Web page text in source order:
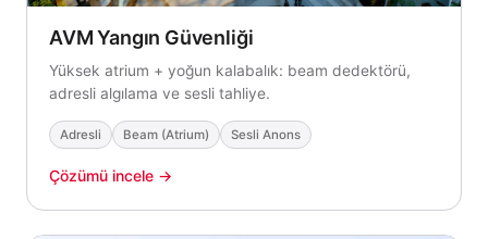
AVM Yangın Güvenliği
Yüksek atrium + yoğun kalabalık: beam dedektörü,
adresli algılama ve sesli tahliye.
Adresli Beam (Atrium) Sesli Anons
Çözümü incele →